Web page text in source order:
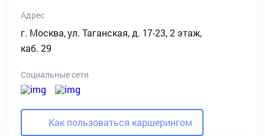
Адрес
г. Москва, ул. Таганская, д. 17-23, 2 этаж,
каб. 29
Социальные сети
Как пользоваться каршерингом